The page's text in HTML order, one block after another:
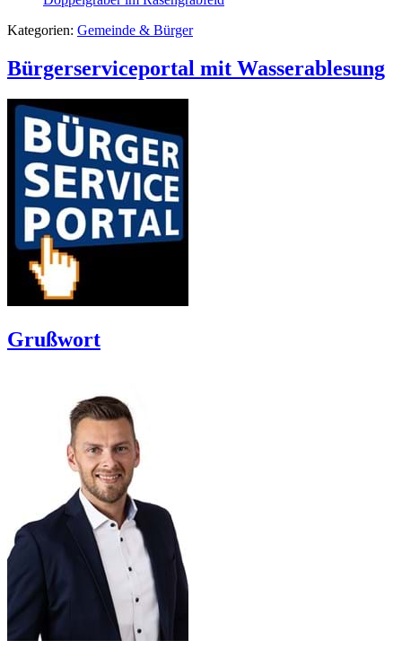
Kategorien: Gemeinde & Bürger
Bürgerserviceportal mit Wasserablesung
Grußwort